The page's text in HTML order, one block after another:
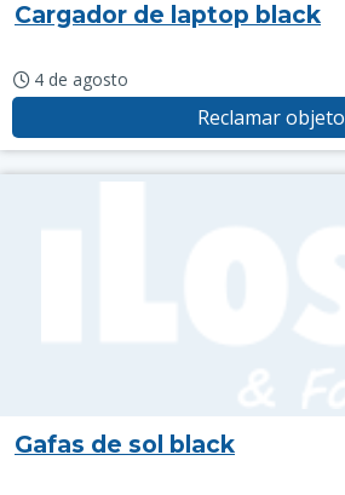
Cargador de laptop black
4 de agosto
Reclamar objeto
Gafas de sol black